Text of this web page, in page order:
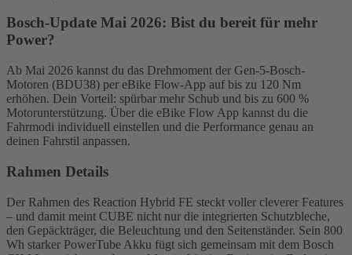
Bosch-Update Mai 2026: Bist du bereit für mehr
Power?
Ab Mai 2026 kannst du das Drehmoment der Gen-5-Bosch-
Motoren (BDU38) per eBike Flow-App auf bis zu 120 Nm
erhöhen. Dein Vorteil: spürbar mehr Schub und bis zu 600 %
Motorunterstützung. Über die eBike Flow App kannst du die
Fahrmodi individuell einstellen und die Performance genau an
deinen Fahrstil anpassen.
Rahmen Details
Der Rahmen des Reaction Hybrid FE steckt voller cleverer Features
– und damit meint CUBE nicht nur die integrierten Schutzbleche,
den Gepäckträger, die Beleuchtung und den Seitenständer. Sein 800
Wh starker PowerTube Akku fügt sich gemeinsam mit dem Bosch